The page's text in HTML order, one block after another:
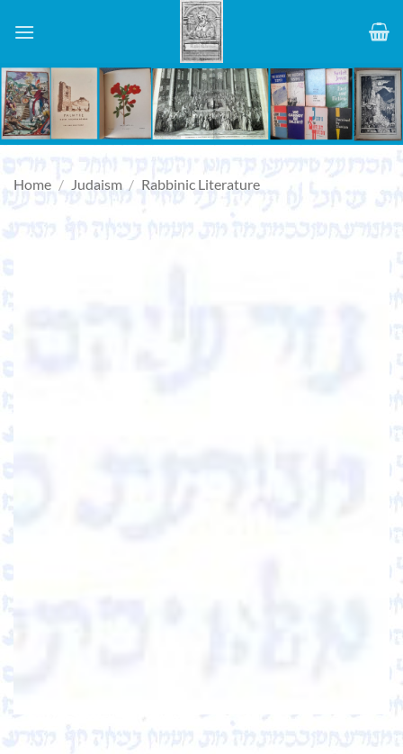
Home / Judaism / Rabbinic Literature